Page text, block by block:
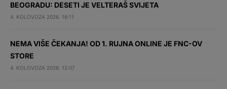
BEOGRADU: DESETI JE VELTERAŠ SVIJETA
4. KOLOVOZA 2026. 16:11
NEMA VIŠE ČEKANJA! OD 1. RUJNA ONLINE JE FNC-OV
STORE
4. KOLOVOZA 2026. 12:07